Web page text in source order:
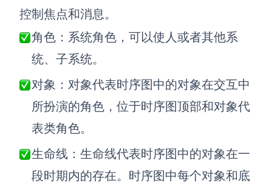
控制焦点和消息。
角色：系统角色，可以使人或者其他系
统、子系统。
对象：对象代表时序图中的对象在交互中
所扮演的角色，位于时序图顶部和对象代
表类角色。
生命线：生命线代表时序图中的对象在一
段时期内的存在。时序图中每个对象和底